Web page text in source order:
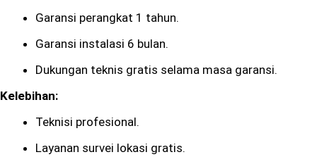
Garansi perangkat 1 tahun.
Garansi instalasi 6 bulan.
Dukungan teknis gratis selama masa garansi.
Kelebihan:
Teknisi profesional.
Layanan survei lokasi gratis.